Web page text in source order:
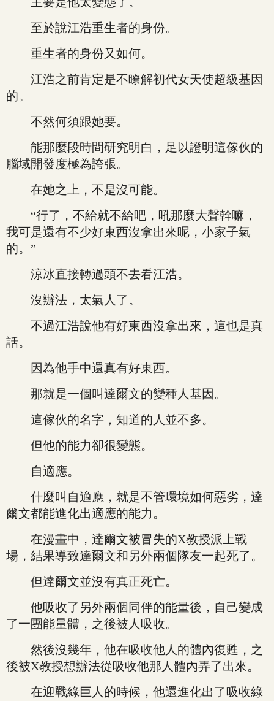
至於說江浩重生者的身份。
重生者的身份又如何。
江浩之前肯定是不瞭解初代女天使超級基因
的。
不然何須跟她要。
能那麼段時間研究明白，足以證明這傢伙的
腦域開發度極為誇張。
在她之上，不是沒可能。
“行了，不給就不給吧，吼那麼大聲幹嘛，
我可是還有不少好東西沒拿出來呢，小家子氣
的。”
涼冰直接轉過頭不去看江浩。
沒辦法，太氣人了。
不過江浩說他有好東西沒拿出來，這也是真
話。
因為他手中還真有好東西。
那就是一個叫達爾文的變種人基因。
這傢伙的名字，知道的人並不多。
但他的能力卻很變態。
自適應。
什麼叫自適應，就是不管環境如何惡劣，達
爾文都能進化出適應的能力。
在漫畫中，達爾文被冒失的X教授派上戰
場，結果導致達爾文和另外兩個隊友一起死了。
但達爾文並沒有真正死亡。
他吸收了另外兩個同伴的能量後，自己變成
了一團能量體，之後被人吸收。
然後沒幾年，他在吸收他人的體內復甦，之
後被X教授想辦法從吸收他那人體內弄了出來。
在迎戰綠巨人的時候，他還進化出了吸收綠